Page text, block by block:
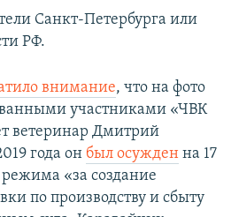
Санкт-Петербурга или
РФ.
внимание, что на фото
участниками «ЧВК
ветеринар Дмитрий
года он был осужден на 17
режима «за создание
по производству и сбыту